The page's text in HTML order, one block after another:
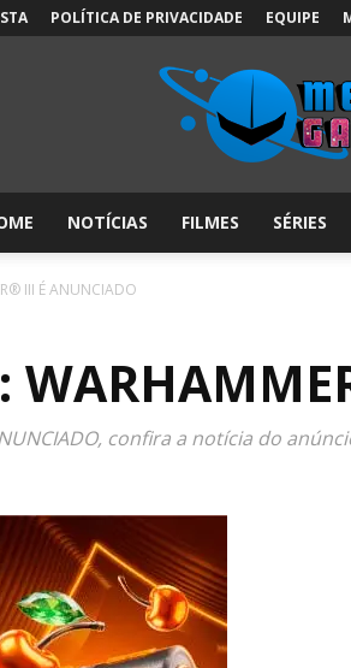
POLÍTICA DE PRIVACIDADE EQUIPE
NOTÍCIAS FILMES SÉRIES
III É ANUNCIADO
confira a notícia do